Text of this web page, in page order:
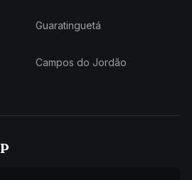
Guaratinguetá
Campos do Jordão